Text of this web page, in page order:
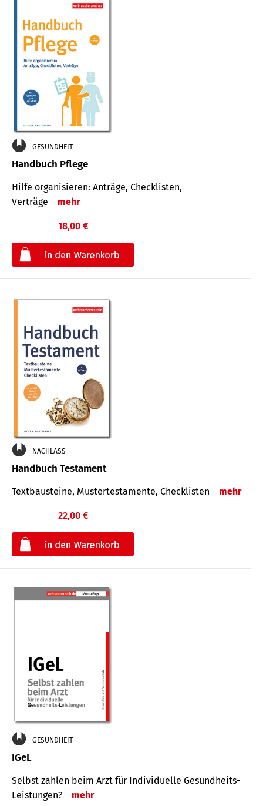
GESUNDHEIT
Handbuch Pflege
Hilfe organisieren: Anträge, Checklisten,
Verträge
mehr
18,00 €
NACHLASS
Handbuch Testament
Textbausteine, Mustertestamente, Checklisten mehr
22,00 €
GESUNDHEIT
IGeL
Selbst zahlen beim Arzt für Indi­vidu­elle Gesund­heits-
Leis­tungen?
mehr